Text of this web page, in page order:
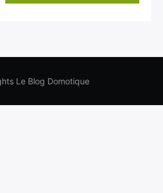
Le Blog Domotique